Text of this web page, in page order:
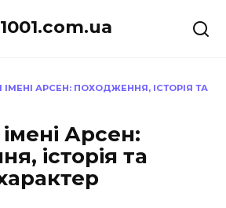
АРСЕН: ПОХОДЖЕННЯ, ІСТОРІЯ ТА
Арсен:
історія та